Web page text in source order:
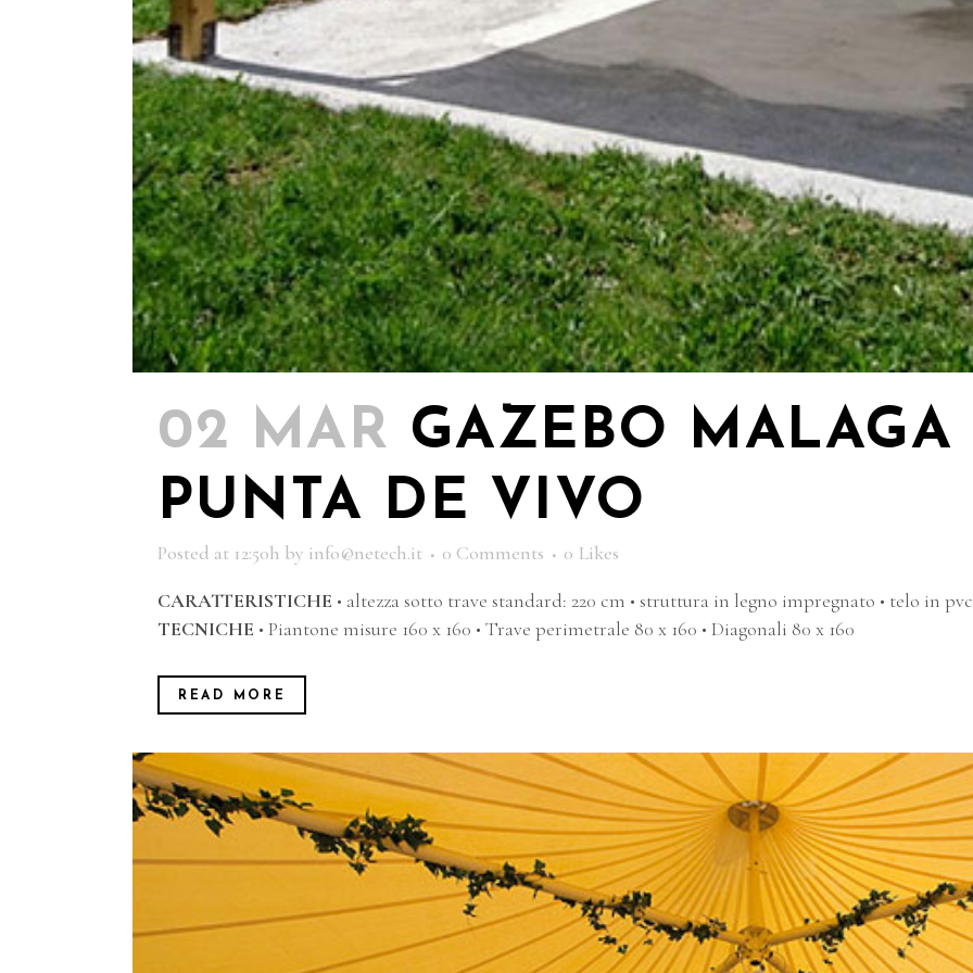
02 MAR GAZEBO MALAGA
PUNTA DE VIVO
Posted at 12:50h by info@netech.it 0 Comments 0 Likes
CARATTERISTICHE • altezza sotto trave standard: 220 cm • struttura in legno impregnato • telo in
TECNICHE • Piantone misure 160 x 160 • Trave perimetrale 80 x 160 • Diagonali 80 x 160
READ MORE